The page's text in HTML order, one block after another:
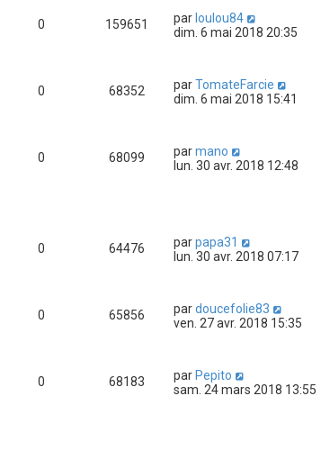
0 159651 par loulou84
dim. 6 mai 2018 20:35
0 68352 parTomateFarcie
dim. 6 mai 2018 15:41
0 68099 parmano
lun. 30 avr. 2018 12:48
0 64476 parpapa31
lun. 30 avr. 2018 07:17
0 65856 pardoucefolie83
ven. 27 avr. 2018 15:35
0 68183 par Pepito
sam. 24 mars 2018 13:55